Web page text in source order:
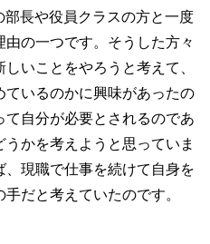
部長や役員クラスの方と一度
の一つです。そうした方々
いことをやろうと考えて、
いるのかに興味があったの
自分が必要とされるのであ
かを考えようと思っていま
現職で仕事を続けて自身を
だと考えていたのです。